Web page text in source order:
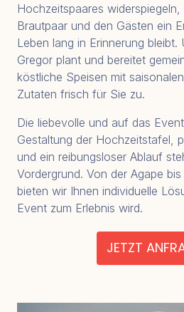
Hochzeitspaares
Brautpaar und den Gästen ein
Leben lang in Erinnerung
Gregor plant und bereitet
köstliche Speisen mit
Zutaten frisch für Sie zu.
Die liebevolle und auf das
Gestaltung der Hochzeitstafel,
und ein reibungsloser Ablauf
Vordergrund. Von der Agape
bieten wir Ihnen individuelle
Event zum Erlebnis wird.
JETZT